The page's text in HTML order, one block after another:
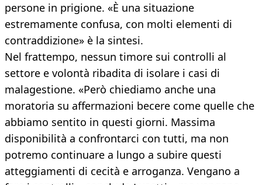
persone in prigione. «È una situazione
estremamente confusa, con molti elementi di
contraddizione» è la sintesi.
Nel frattempo, nessun timore sui controlli al
settore e volontà ribadita di isolare i casi di
malagestione. «Però chiediamo anche una
moratoria su affermazioni becere come quelle che
abbiamo sentito in questi giorni. Massima
disponibilità a confrontarci con tutti, ma non
potremo continuare a lungo a subire questi
atteggiamenti di cecità e arroganza. Vengano a